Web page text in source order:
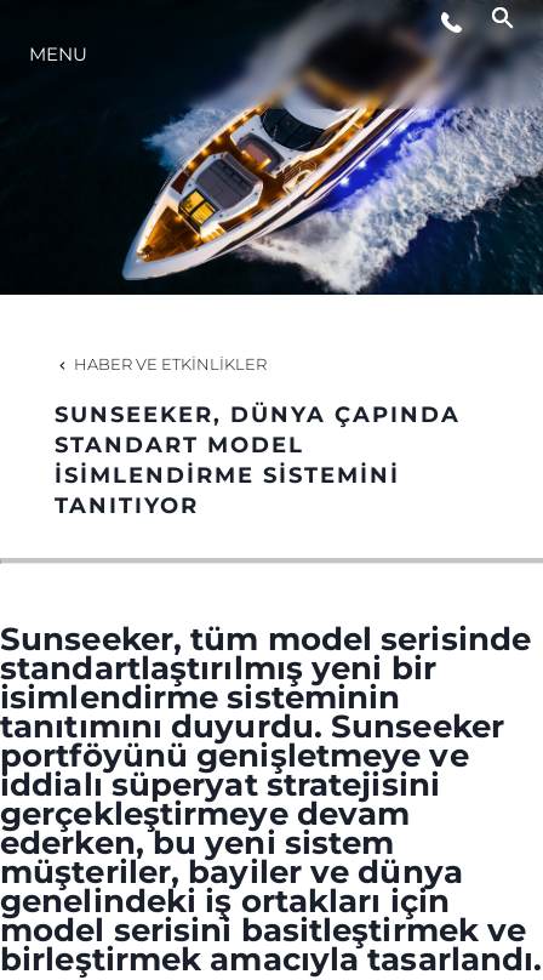
YAŞAM ŞEKLİ
YENILIK
ŞİRKET
MİRAS
TEKNENIZIN PIYASA DEĞERINI
ÖĞRENIN
MENU
HABER VE ETKINLIKLER
SUNSEEKER, DÜNYA ÇAPINDA
STANDART MODEL
İSİMLENDİRME SİSTEMİNİ
TANITIYOR
Sunseeker, tüm model serisinde
standartlaştırılmış yeni bir
isimlendirme sisteminin
tanıtımını duyurdu. Sunseeker
portföyünü genişletmeye ve
iddialı süperyat stratejisini
gerçekleştirmeye devam
ederken, bu yeni sistem
müşteriler, bayiler ve dünya
genelindeki iş ortakları için
model serisini basitleştirmek ve
birleştirmek amacıyla tasarlandı.